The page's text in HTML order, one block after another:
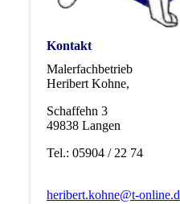
Kontakt
Malerfachbetrieb
Heribert Kohne,
Schaffehn 3
49838 Langen
Tel.: 05904 / 22 74
heribert.kohne@t-